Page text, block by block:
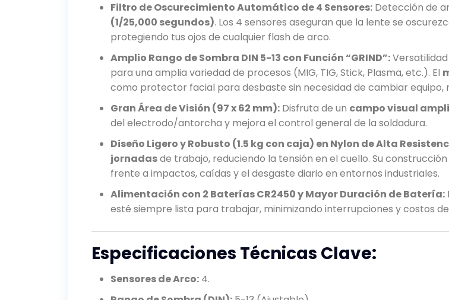
Filtro de Oscurecimiento Automático de 4 Sensores: Detección de
(1/25,000 segundos). Los 4 sensores aseguran que la lente se
protegiendo tus ojos de cualquier flash de arco.
Amplio Rango de Sombra DIN 5-13 con Función “GRIND”:
para una amplia variedad de procesos (MIG, TIG, Stick, Plasma, etc.). El
como protector facial para desbaste sin necesidad de cambiar equipo,
Gran Área de Visión (97 x 62 mm): Disfruta de un campo visual
del electrodo/antorcha y mejora el control general de la soldadura.
Diseño Ligero y Robusto (1.5 kg con caja) en Nylon de Alta
jornadasde trabajo, reduciendo la tensión en el cuello. Su
frente a impactos, caídas y el desgaste diario en entornos industriales.
Alimentación con 2 Baterías CR2450 y Mayor Duración de Batería:
esté siempre lista para trabajar, minimizando interrupciones y costos
Especificaciones Técnicas Clave:
Sensores de Arco: 4.